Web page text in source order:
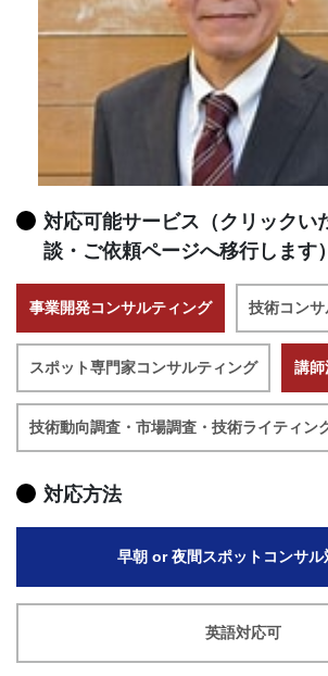
対応可能サービス（クリックい
談・ご依頼ページへ移行します）
事業開発コンサルティング 技術コン
スポット専門家コンサルティング 講師
技術動向調査・市場調査・技術ライティン
対応方法
早朝 or 夜間スポットコンサル
英語対応可